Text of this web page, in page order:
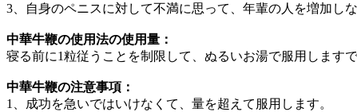
3、自身のペニスに対して不満に思って、年輩の人を増加し
中華牛鞭の使用法の使用量：
寝る前に1粒従うことを制限して、ぬるいお湯で服用します
中華牛鞭の注意事項：
1、成功を急いではいけなくて、量を超えて服用します。